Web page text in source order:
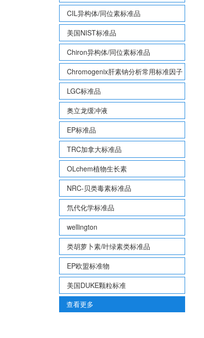
CIL异构体/同位素标准品
美国NIST标准品
Chiron异构体/同位素标准品
Chromogenix肝素钠分析常用标准因子
LGC标准品
奥立龙缓冲液
EP标准品
TRC加拿大标准品
OLchem植物生长素
NRC-贝类毒素标准品
氘代化学标准品
wellington
类胡萝卜素/叶绿素类标准品
EP欧盟标准物
美国DUKE颗粒标准
查看更多